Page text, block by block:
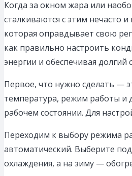
Когда за окном жара или
сталкиваются с этим нечасто
которая оправдывает свою
как правильно настроить
энергии и обеспечивая долгий
Первое, что нужно сделать —
температура, режим работы и
рабочем состоянии. Для
Переходим к выбору режима
автоматический. Выберите
охлаждения, а на зиму —